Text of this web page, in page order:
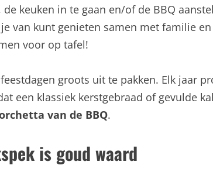
keuken in te gaan en/of de BBQ
van kunt genieten samen met familie
voor op tafel!
groots uit te pakken. Elk jaar
een klassiek kerstgebraad of gevulde
van de BBQ.
is goud waard